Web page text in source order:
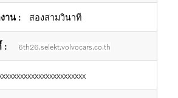
สองสามวินาที
6th26.selekt.volvocars.co.th